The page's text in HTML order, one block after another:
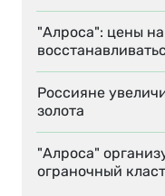
"Алроса": цены
Россияне
золота
"Алроса"
ограночный